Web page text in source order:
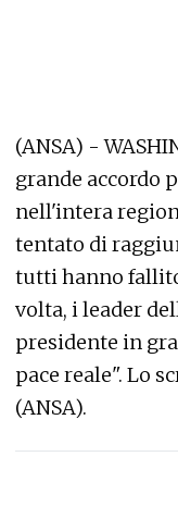
(ANSA) -
grande accordo
nell'intera
tentato di
tutti hanno
volta, i leader
presidente in
pace reale". Lo
(ANSA).